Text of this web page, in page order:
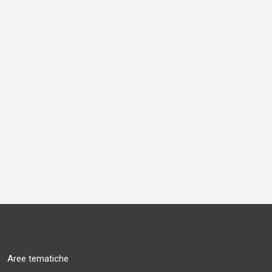
Aree tematiche